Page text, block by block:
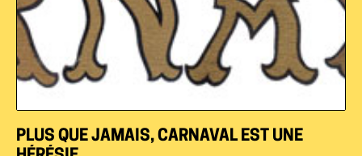
PLUS QUE JAMAIS, CARNAVAL EST UNE